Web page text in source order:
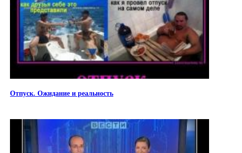
Отпуск. Ожидание и реальность